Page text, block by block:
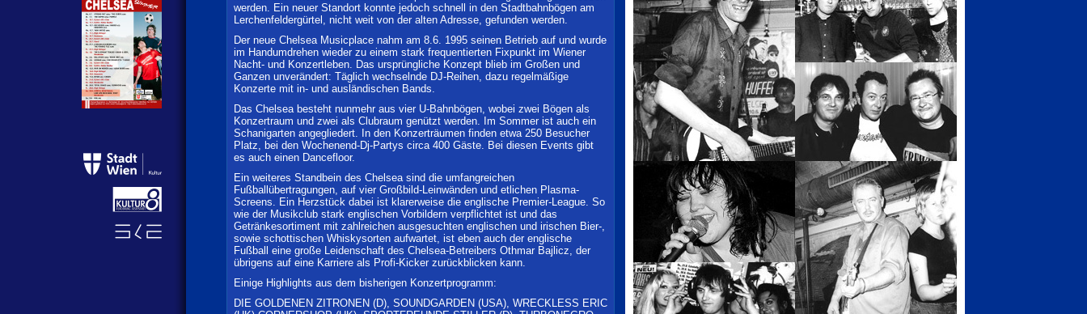
werden. Ein neuer Standort konnte jedoch schnell in den Stadtbahnbögen am
Lerchenfeldergürtel, nicht weit von der alten Adresse, gefunden werden.
Der neue Chelsea Musicplace nahm am 8.6. 1995 seinen Betrieb auf und wurde
im Handumdrehen wieder zu einem stark frequentierten Fixpunkt im Wiener
Nacht- und Konzertleben. Das ursprüngliche Konzept blieb im Großen und
Ganzen unverändert: Täglich wechselnde DJ-Reihen, dazu regelmäßige
Konzerte mit in- und ausländischen Bands.
Das Chelsea besteht nunmehr aus vier U-Bahnbögen, wobei zwei Bögen als
Konzertraum und zwei als Clubraum genützt werden. Im Sommer ist auch ein
Schanigarten angegliedert. In den Konzerträumen finden etwa 250 Besucher
Platz, bei den Wochenend-Dj-Partys circa 400 Gäste. Bei diesen Events gibt
es auch einen Dancefloor.
Ein weiteres Standbein des Chelsea sind die umfangreichen
Fußballübertragungen, auf vier Großbild-Leinwänden und etlichen Plasma-
Screens. Ein Herzstück dabei ist klarerweise die englische Premier-League. So
wie der Musikclub stark englischen Vorbildern verpflichtet ist und das
Getränkesortiment mit zahlreichen ausgesuchten englischen und irischen Bier-,
sowie schottischen Whiskysorten aufwartet, ist eben auch der englische
Fußball eine große Leidenschaft des Chelsea-Betreibers Othmar Bajlicz, der
übrigens auf eine Karriere als Profi-Kicker zurückblicken kann.
Einige Highlights aus dem bisherigen Konzertprogramm:
DIE GOLDENEN ZITRONEN (D), SOUNDGARDEN (USA), WRECKLESS ERIC